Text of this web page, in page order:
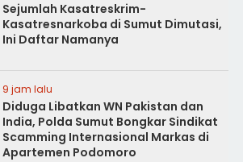
Sejumlah Kasatreskrim-
Kasatresnarkoba di Sumut Dimutasi,
Ini Daftar Namanya
9 jam lalu
Diduga Libatkan WN Pakistan dan
India, Polda Sumut Bongkar Sindikat
Scamming Internasional Markas di
Apartemen Podomoro